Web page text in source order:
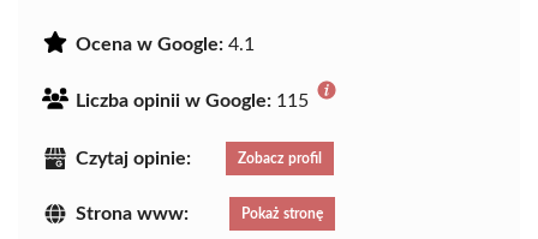
Ocena w Google: 4.1
Liczba opinii w Google: 115
Czytaj opinie: Zobacz profil
Strona www: Pokaż stronę